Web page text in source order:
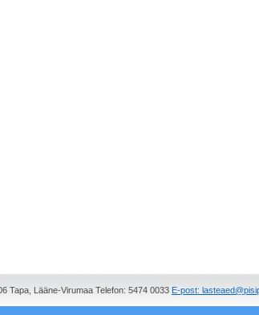
Tapa, Lääne-Virumaa Telefon: 5474 0033 E-post: